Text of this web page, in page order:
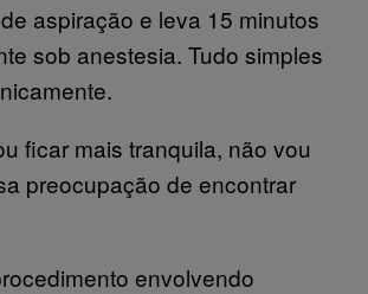
aspiração e leva 15 minutos
sob anestesia. Tudo simples
ficar mais tranquila, não vou
preocupação de encontrar
envolvendo